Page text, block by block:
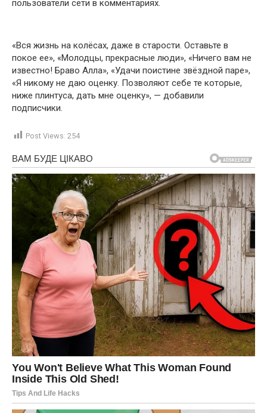
пользователи сети в комментариях.
«Вся жизнь на колёсах, даже в старости. Оставьте в
покое ее», «Молодцы, прекрасные люди», «Ничего вам не
известно! Браво Алла», «Удачи поистине звёздной паре»,
«Я никому не даю оценку. Позволяют себе те которые,
ниже плинтуса, дать мне оценку», — добавили
подписчики.
Post Views: 254